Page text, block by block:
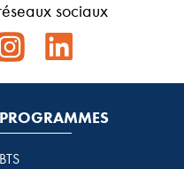
sociaux
PROGRAMMES
BTS